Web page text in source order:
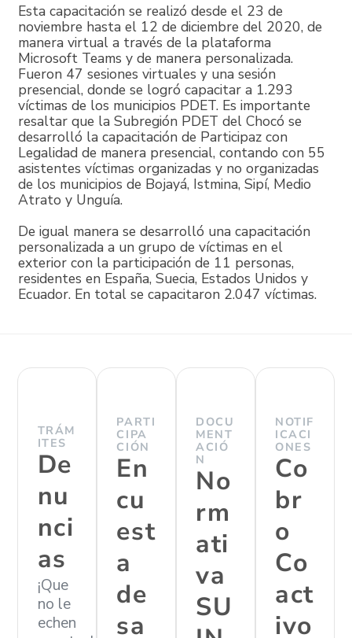
Esta capacitación se realizó desde el 23 de
noviembre hasta el 12 de diciembre del 2020, de
manera virtual a través de la plataforma
Microsoft Teams y de manera personalizada.
Fueron 47 sesiones virtuales y una sesión
presencial, donde se logró capacitar a 1.293
víctimas de los municipios PDET. Es importante
resaltar que la Subregión PDET del Chocó se
desarrolló la capacitación de Participaz con
Legalidad de manera presencial, contando con 55
asistentes víctimas organizadas y no organizadas
de los municipios de Bojayá, Istmina, Sipí, Medio
Atrato y Unguía.
De igual manera se desarrolló una capacitación
personalizada a un grupo de víctimas en el
exterior con la participación de 11 personas,
residentes en España, Suecia, Estados Unidos y
Ecuador. En total se capacitaron 2.047 víctimas.
TRÁM
ITES
De
nu
nci
as
¡Que
no le
echen
PARTI
CIPA
CIÓN
En
cu
est
a
de
sa
DOCU
MENT
ACIÓ
N
No
rm
ati
va
SU
NOTIF
ICACI
ONES
Co
br
o
Co
act
ivo